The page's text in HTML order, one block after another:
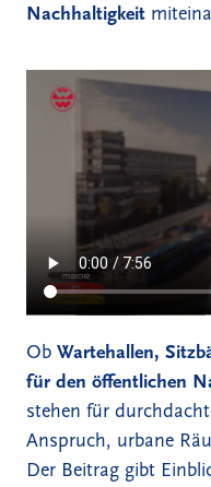
Nachhaltigkeit
Ob Wartehallen,
für den öffentlichen
stehen für
Anspruch, urbane
Der Beitrag gibt